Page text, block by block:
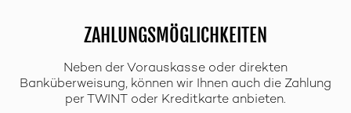
ZAHLUNGSMÖGLICHKEITEN
Neben der Vorauskasse oder direkten
Banküberweisung, können wir Ihnen auch die Zahlung
per TWINT oder Kreditkarte anbieten.